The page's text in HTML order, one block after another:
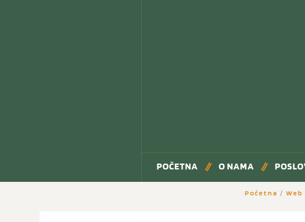
POČETNA O NAMA
Početna /